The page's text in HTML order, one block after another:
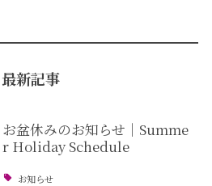
最新記事
お盆休みのお知らせ｜Summe
r Holiday Schedule
お知らせ